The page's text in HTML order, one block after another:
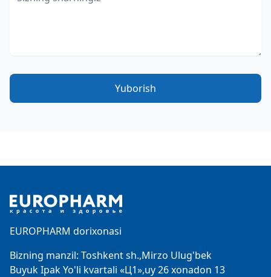
Yuborish
EUROPHARM dorixonasi
Bizning manzil: Toshkent sh.,Mirzo Ulug'bek
Buyuk Ipak Yo'li kvartali «Ц1»,uy 26 xonadon 13